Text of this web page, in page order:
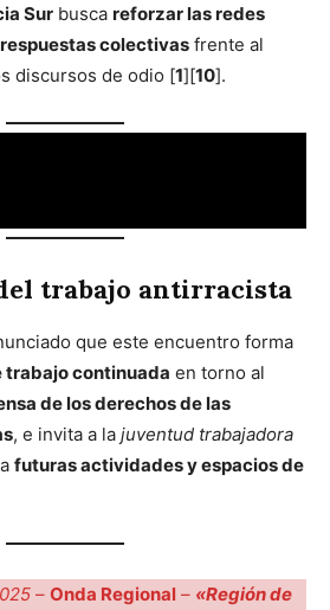
Sur busca reforzar las redes
respuestas colectivas frente al
discursos de odio [1][10].
trabajo antirracista
que este encuentro forma
trabajo continuada en torno al
de los derechos de las
, e invita a la juventud trabajadora
futuras actividades y espacios de
– Onda Regional– «Región de